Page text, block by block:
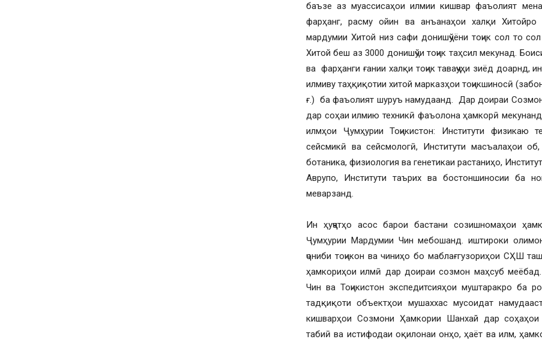
баъзе аз муассисаҳои илмии кишвар фаъолият
фарҳанг, расму ойин ва анъанаҳои халқи
мардумии Хитой низ сафи донишҷўёни тоҷик сол то
Хитой беш аз 3000 донишҷўи тоҷик таҳсил мекунад.
ва фарҳанги ғании халқи тоҷик таваҷҷуҳи зиёд
илмиву таҳқиқотии хитой марказҳои тоҷикшиносӣ
ғ.) ба фаъолият шуруъ намудаанд. Дар доираи
дар соҳаи илмию техникӣ фаъолона ҳамкорӣ
илмҳои Ҷумҳурии Тоҷикистон: Институти физикаю
сейсмикӣ ва сейсмологӣ, Институти масъалаҳои об,
ботаника, физиология ва генетикаи растаниҳо,
Аврупо, Институти таърих ва бостоншиносии ба
меварзанд.
Ин ҳуҷҷатҳо асос барои бастани созишномаҳои
Ҷумҳурии Мардумии Чин мебошанд. иштироки
ҷониби тоҷикон ва чиниҳо бо маблағгузориҳои СҲШ
ҳамкориҳои илмӣ дар доираи созмон маҳсуб
Чин ва Тоҷикистон экспедитсияҳои муштаракро ба
тадқиқоти объектҳои мушаххас мусоидат
кишварҳои Созмони Ҳамкории Шанхай дар соҳаҳои
табиӣ ва истифодаи оқилонаи онҳо, ҳаёт ва илм,